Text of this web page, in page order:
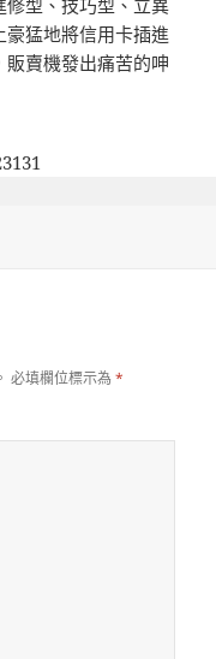
型、技巧型、立異
猛地將信用卡插進
賣機發出痛苦的呻
必填欄位標示為*